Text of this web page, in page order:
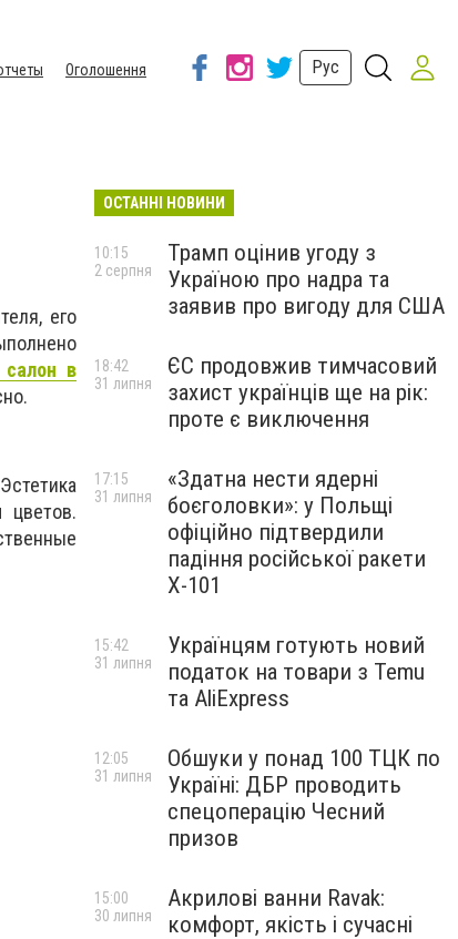
Оголошення
Рус
его
салон в
цветов.
ОСТАННІ НОВИНИ
Трамп оцінив угоду з
Україною про надра та
заявив про вигоду для США
10:15
2 серпня
ЄС продовжив тимчасовий
захист українців ще на рік:
проте є виключення
18:42
31 липня
«Здатна нести ядерні
боєголовки»: у Польщі
офіційно підтвердили
падіння російської ракети
Х-101
17:15
31 липня
Українцям готують новий
податок на товари з Temu
та AliExpress
15:42
31 липня
Обшуки у понад 100 ТЦК по
Україні: ДБР проводить
спецоперацію Чесний
призов
12:05
31 липня
Акрилові ванни Ravak:
комфорт, якість і сучасні
15:00
30 липня